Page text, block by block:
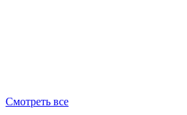
Смотреть все